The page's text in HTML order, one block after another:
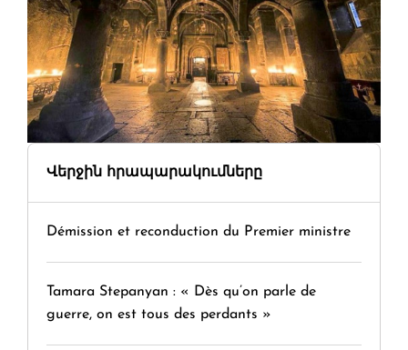
Վերջին հրապարակումները
Démission et reconduction du Premier ministre
Tamara Stepanyan : « Dès qu’on parle de
guerre, on est tous des perdants »